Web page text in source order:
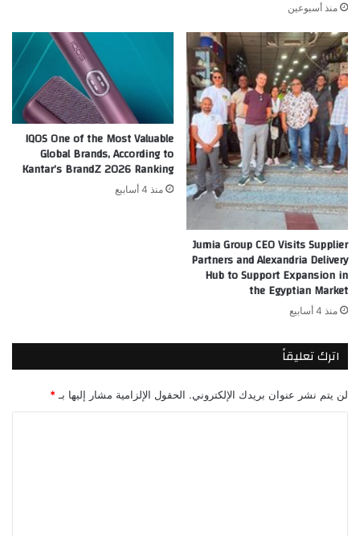
منذ أسبوعين
Jumia Group CEO Visits Supplier
Partners and Alexandria Delivery
Hub to Support Expansion in
the Egyptian Market
منذ 4 أسابيع
IQOS One of the Most Valuable
Global Brands, According to
Kantar’s BrandZ 2026 Ranking
منذ 4 أسابيع
اترك تعليقاً
لن يتم نشر عنوان بريدك الإلكتروني. الحقول الإلزامية مشار إليها بـ *